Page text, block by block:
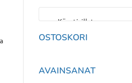
×
Käyntisillat
OSTOSKORI
AVAINSANAT